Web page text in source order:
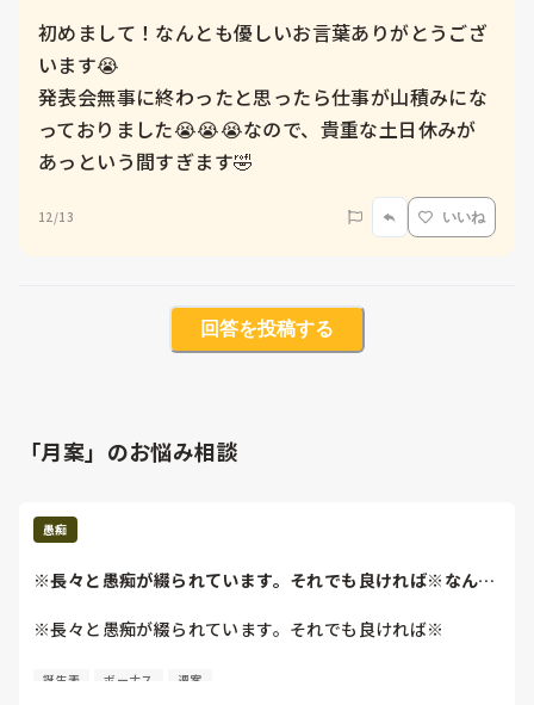
初めまして！なんとも優しいお言葉ありがとうござ
います😭
発表会無事に終わったと思ったら仕事が山積みにな
っておりました😭😭😭なので、貴重な土日休みが
あっという間すぎます🤣
12/13 いいね
回答を投稿する
「月案」のお悩み相談
愚痴
※長々と愚痴が綴られています。それでも良ければ※なんで
※長々と愚痴が綴られています。それでも良ければ※
なんでも電子化にすりゃいいってもんじゃない。
誕生表 ボーナス 週案